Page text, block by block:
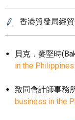
香港貿發局經
貝克．麥堅時
in the Philippines
致同會計師事務
business in the